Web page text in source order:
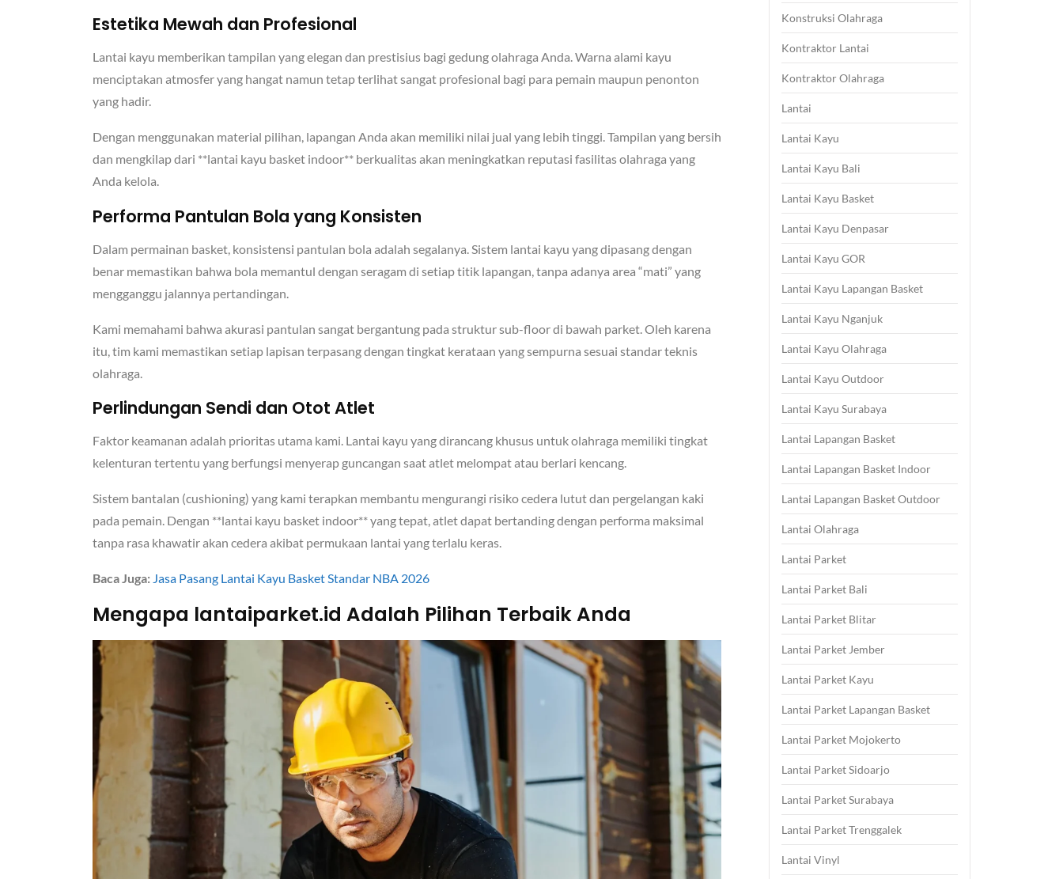
Estetika Mewah dan Profesional
Lantai kayu memberikan tampilan yang elegan dan prestisius bagi gedung olahraga Anda. Warna alami kayu
menciptakan atmosfer yang hangat namun tetap terlihat sangat profesional bagi para pemain maupun penonton
yang hadir.
Dengan menggunakan material pilihan, lapangan Anda akan memiliki nilai jual yang lebih tinggi. Tampilan yang bersih
dan mengkilap dari **lantai kayu basket indoor** berkualitas akan meningkatkan reputasi fasilitas olahraga yang
Anda kelola.
Performa Pantulan Bola yang Konsisten
Dalam permainan basket, konsistensi pantulan bola adalah segalanya. Sistem lantai kayu yang dipasang dengan
benar memastikan bahwa bola memantul dengan seragam di setiap titik lapangan, tanpa adanya area “mati” yang
mengganggu jalannya pertandingan.
Kami memahami bahwa akurasi pantulan sangat bergantung pada struktur sub-floor di bawah parket. Oleh karena
itu, tim kami memastikan setiap lapisan terpasang dengan tingkat kerataan yang sempurna sesuai standar teknis
olahraga.
Perlindungan Sendi dan Otot Atlet
Faktor keamanan adalah prioritas utama kami. Lantai kayu yang dirancang khusus untuk olahraga memiliki tingkat
kelenturan tertentu yang berfungsi menyerap guncangan saat atlet melompat atau berlari kencang.
Sistem bantalan (cushioning) yang kami terapkan membantu mengurangi risiko cedera lutut dan pergelangan kaki
pada pemain. Dengan **lantai kayu basket indoor** yang tepat, atlet dapat bertanding dengan performa maksimal
tanpa rasa khawatir akan cedera akibat permukaan lantai yang terlalu keras.
Baca Juga: Jasa Pasang Lantai Kayu Basket Standar NBA 2026
Mengapa lantaiparket.id Adalah Pilihan Terbaik Anda
Konstruksi Olahraga
Kontraktor Lantai
Kontraktor Olahraga
Lantai
Lantai Kayu
Lantai Kayu Bali
Lantai Kayu Basket
Lantai Kayu Denpasar
Lantai Kayu GOR
Lantai Kayu Lapangan Basket
Lantai Kayu Nganjuk
Lantai Kayu Olahraga
Lantai Kayu Outdoor
Lantai Kayu Surabaya
Lantai Lapangan Basket
Lantai Lapangan Basket Indoor
Lantai Lapangan Basket Outdoor
Lantai Olahraga
Lantai Parket
Lantai Parket Bali
Lantai Parket Blitar
Lantai Parket Jember
Lantai Parket Kayu
Lantai Parket Lapangan Basket
Lantai Parket Mojokerto
Lantai Parket Sidoarjo
Lantai Parket Surabaya
Lantai Parket Trenggalek
Lantai Vinyl